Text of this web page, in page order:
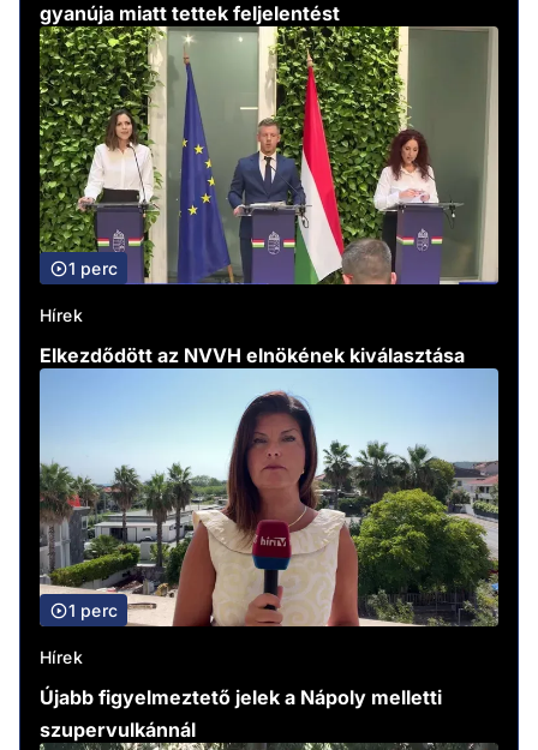
gyanúja miatt tettek feljelentést
1 perc
Hírek
Elkezdődött az NVVH elnökének kiválasztása
1 perc
Hírek
Újabb figyelmeztető jelek a Nápoly melletti
szupervulkánnál